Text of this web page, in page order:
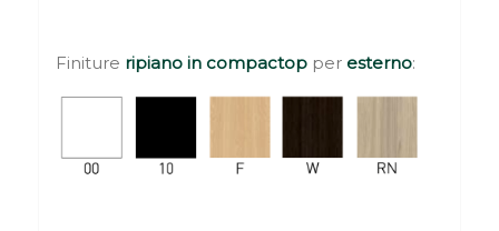
Finiture ripiano in compactop peresterno: